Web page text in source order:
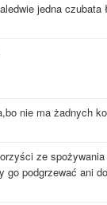
jedna
nie ma żadnych
ze
go podgrzewać ani